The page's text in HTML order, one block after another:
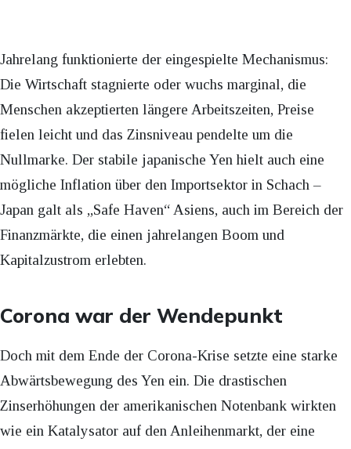
Jahrelang funktionierte der eingespielte Mechanismus:
Die Wirtschaft stagnierte oder wuchs marginal, die
Menschen akzeptierten längere Arbeitszeiten, Preise
fielen leicht und das Zinsniveau pendelte um die
Nullmarke. Der stabile japanische Yen hielt auch eine
mögliche Inflation über den Importsektor in Schach –
Japan galt als „Safe Haven“ Asiens, auch im Bereich der
Finanzmärkte, die einen jahrelangen Boom und
Kapitalzustrom erlebten.
Corona war der Wendepunkt
Doch mit dem Ende der Corona-Krise setzte eine starke
Abwärtsbewegung des Yen ein. Die drastischen
Zinserhöhungen der amerikanischen Notenbank wirkten
wie ein Katalysator auf den Anleihenmarkt, der eine